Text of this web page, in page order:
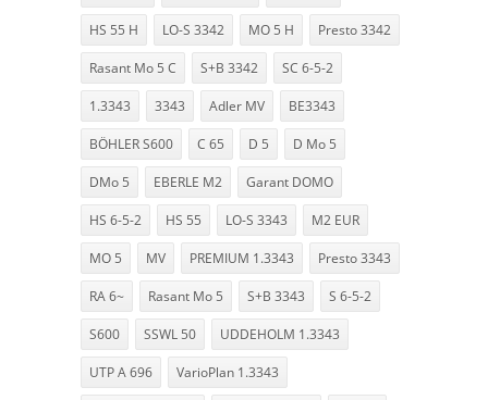
HS 55 H LO-S 3342 MO 5 H Presto 3342
Rasant Mo 5 C S+B 3342 SC 6-5-2
1.3343 3343 Adler MV BE3343
BÖHLER S600 C 65 D 5 D Mo 5
DMo 5 EBERLE M2 Garant DOMO
HS 6-5-2 HS 55 LO-S 3343 M2 EUR
MO 5 MV PREMIUM 1.3343 Presto 3343
RA 6~ Rasant Mo 5 S+B 3343 S 6-5-2
S600 SSWL 50 UDDEHOLM 1.3343
UTP A 696 VarioPlan 1.3343